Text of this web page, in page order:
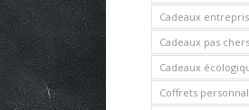
Cadeaux
Cadeaux pas
Cadeaux
Coffrets